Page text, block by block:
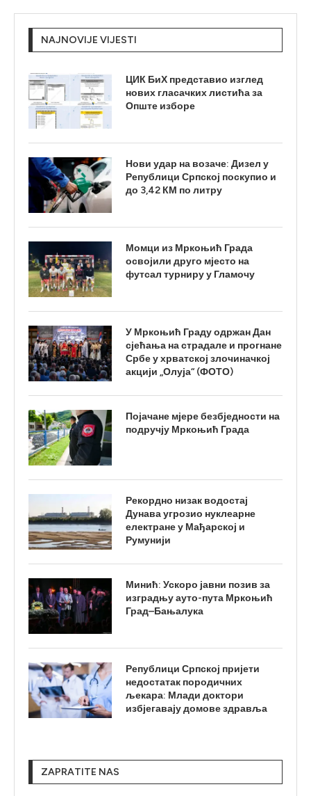
NAJNOVIJE VIJESTI
ЦИК БиХ представио изглед
нових гласачких листића за
Опште изборе
Нови удар на возаче: Дизел у
Републици Српској поскупио и
до 3,42 КМ по литру
Момци из Мркоњић Града
освојили друго мјесто на
футсал турниру у Гламочу
У Мркоњић Граду одржан Дан
сјећања на страдале и прогнане
Србе у хрватској злочиначкој
акцији „Олуја“ (ФОТО)
Појачане мјере безбједности на
подручју Мркоњић Града
Рекордно низак водостај
Дунава угрозио нуклеарне
електране у Мађарској и
Румунији
Минић: Ускоро јавни позив за
изградњу ауто-пута Мркоњић
Град–Бањалука
Републици Српској пријети
недостатак породичних
љекара: Млади доктори
избјегавају домове здравља
ZAPRATITE NAS